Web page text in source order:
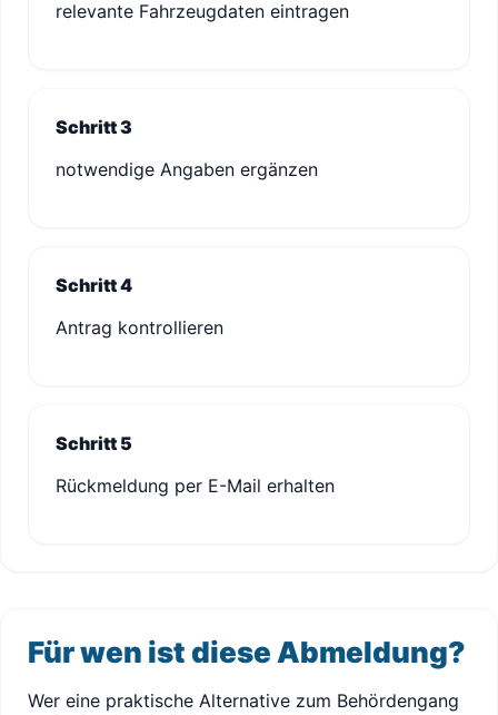
relevante Fahrzeugdaten eintragen
Schritt 3
notwendige Angaben ergänzen
Schritt 4
Antrag kontrollieren
Schritt 5
Rückmeldung per E-Mail erhalten
Für wen ist diese Abmeldung?
Wer eine praktische Alternative zum Behördengang